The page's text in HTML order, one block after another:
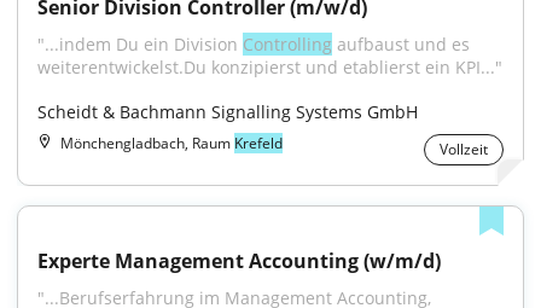
Senior Division Controller (m/w/d)
"...indem Du ein Division Controlling aufbaust und es
weiterentwickelst.Du konzipierst und etablierst ein KPI..."
Scheidt & Bachmann Signalling Systems GmbH
Mönchengladbach, Raum Krefeld Vollzeit
Experte Management Accounting (w/m/d)